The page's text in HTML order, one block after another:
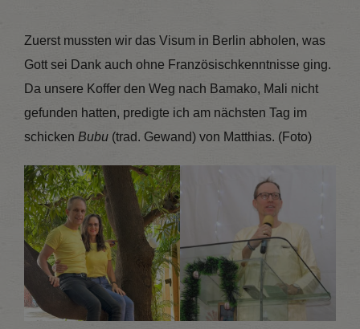
Zuerst mussten wir das Visum in Berlin abholen, was
Gott sei Dank auch ohne Französischkenntnisse ging.
Da unsere Koffer den Weg nach Bamako, Mali nicht
gefunden hatten, predigte ich am nächsten Tag im
schicken Bubu (trad. Gewand) von Matthias. (Foto)